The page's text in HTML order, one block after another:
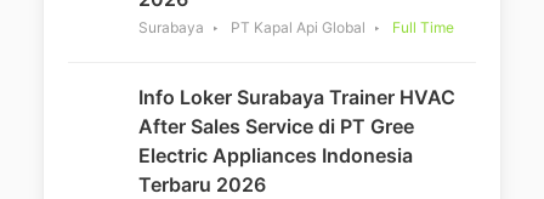
Surabaya PT Kapal Api Global Full Time
Info Loker Surabaya Trainer HVAC
After Sales Service di PT Gree
Electric Appliances Indonesia
Terbaru 2026